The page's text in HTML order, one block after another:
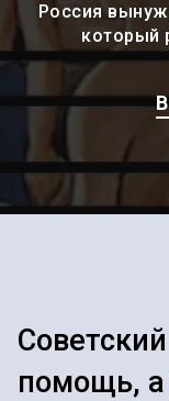
Россия
который
помощь, а